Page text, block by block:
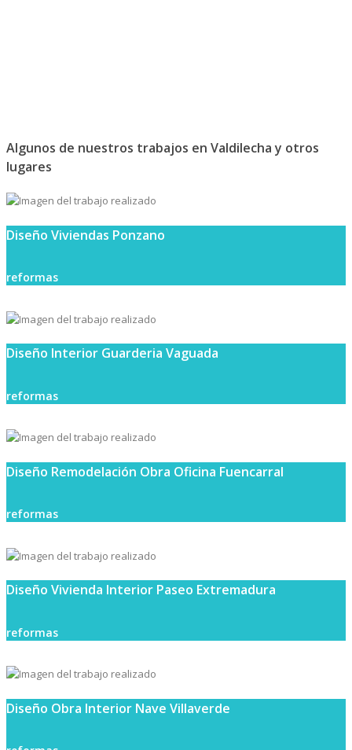
Algunos de nuestros trabajos en Valdilecha y otros
lugares
Diseño Viviendas Ponzano
reformas
Diseño Interior Guarderia Vaguada
reformas
Diseño Remodelación Obra Oficina Fuencarral
reformas
Diseño Vivienda Interior Paseo Extremadura
reformas
Diseño Obra Interior Nave Villaverde